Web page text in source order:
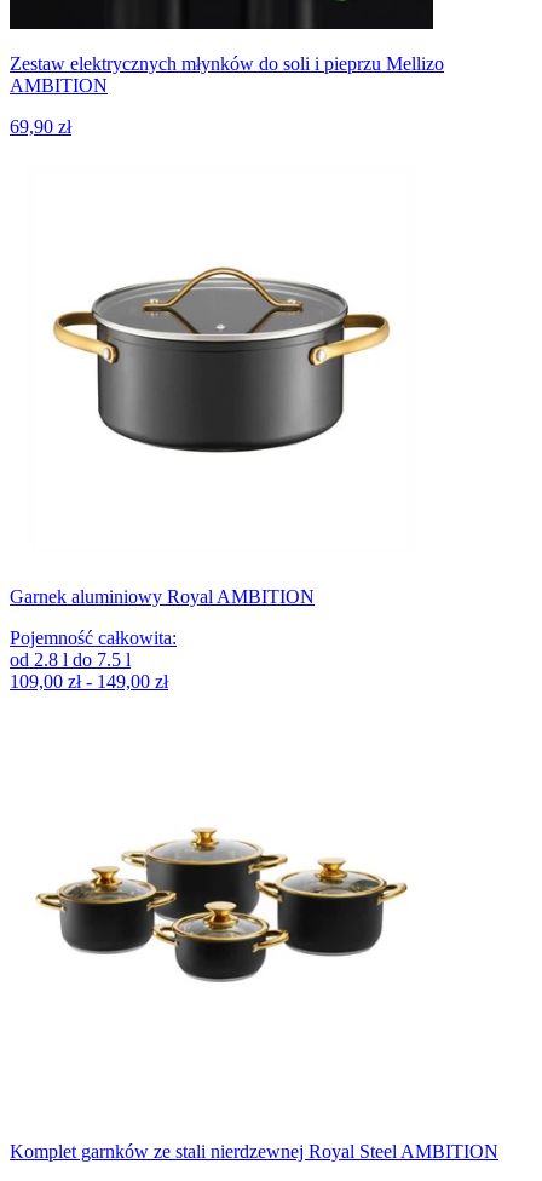
Zestaw elektrycznych młynków do soli i pieprzu Mellizo
AMBITION
69,90 zł
Garnek aluminiowy Royal AMBITION
Pojemność całkowita:
od 2.8 l do 7.5 l
109,00 zł - 149,00 zł
Komplet garnków ze stali nierdzewnej Royal Steel AMBITION